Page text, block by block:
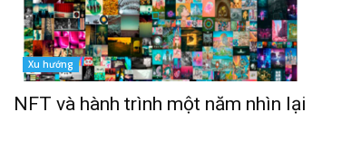
Xu hướng
NFT và hành trình một năm nhìn lại